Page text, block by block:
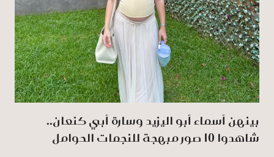
بينهن أسماء أبو اليزيد وسارة أبي كنعان..
شاهدوا 10 صور مبهجة للنجمات الحوامل